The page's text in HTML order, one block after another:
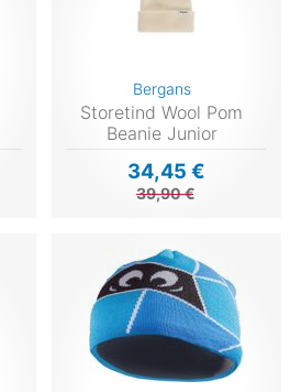
Bergans
Storetind Wool Pom
Beanie Junior
34,45 €
39,90 €